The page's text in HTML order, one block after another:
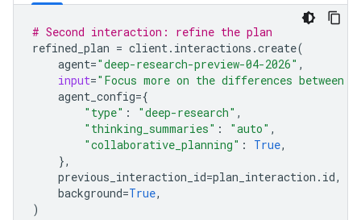
# Second interaction: refine the plan
refined_plan = client. interactions .create(
agent="deep-research-preview-04-2026" ,
input="Focus more on the differences between
agent_config={
"type" : "deep-research" ,
"thinking_summaries" : "auto" ,
"collaborative_planning" : True,
},
previous_interaction_id=plan_interaction . id,
background=True,
)